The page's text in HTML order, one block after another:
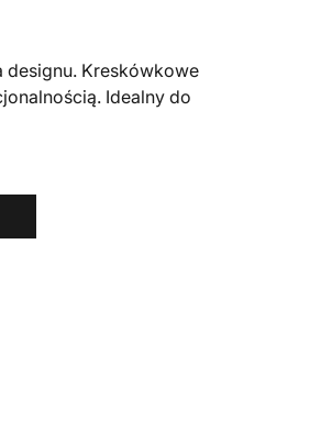
designu. Kreskówkowe
Idealny do